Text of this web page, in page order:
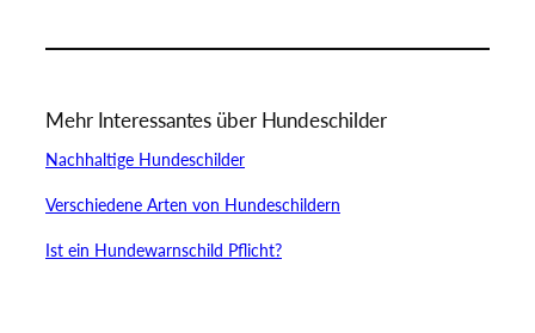
Mehr Interessantes über Hundeschilder
Nachhaltige Hundeschilder
Verschiedene Arten von Hundeschildern
Ist ein Hundewarnschild Pflicht?